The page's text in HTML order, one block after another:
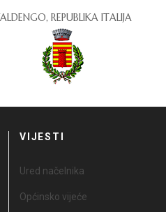
REPUBLIKA ITALIJA
VIJESTI
Ured načelnika
Općinsko vijeće